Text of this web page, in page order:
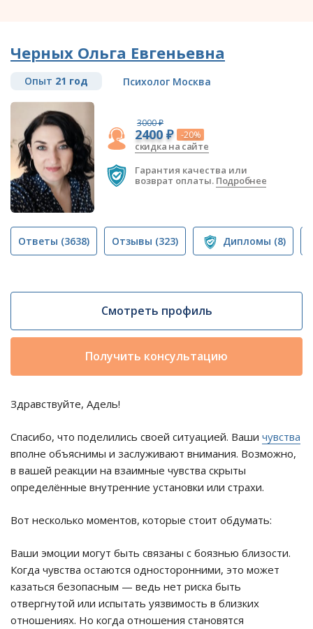
Черных Ольга Евгеньевна
Опыт 21 год Психолог Москва
3000 ₽
2400 ₽ -20%
скидка на сайте
Гарантия качества или
возврат оплаты. Подробнее
Ответы (3638) Отзывы (323) Дипломы (8)
Смотреть профиль
Получить консультацию
Здравствуйте, Адель!
Спасибо, что поделились своей ситуацией. Ваши чувства
вполне объяснимы и заслуживают внимания. Возможно,
в вашей реакции на взаимные чувства скрыты
определённые внутренние установки или страхи.
Вот несколько моментов, которые стоит обдумать:
Ваши эмоции могут быть связаны с боязнью близости.
Когда чувства остаются односторонними, это может
казаться безопасным — ведь нет риска быть
отвергнутой или испытать уязвимость в близких
отношениях. Но когда отношения становятся